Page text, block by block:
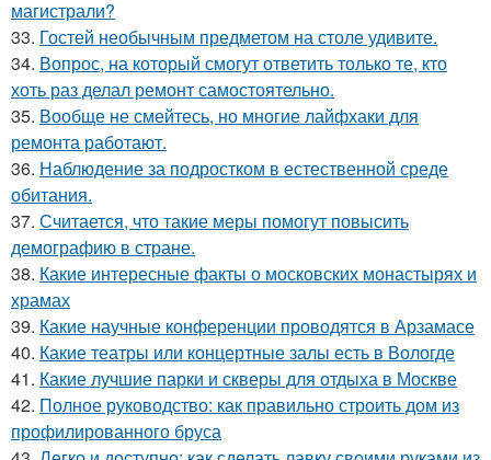
магистрали?
33. Гостей необычным предметом на столе удивите.
34. Вопрос, на который смогут ответить только те, кто
хоть раз делал ремонт самостоятельно.
35. Вообще не смейтесь, но многие лайфхаки для
ремонта работают.
36. Наблюдение за подростком в естественной среде
обитания.
37. Считается, что такие меры помогут повысить
демографию в стране.
38. Какие интересные факты о московских монастырях и
храмах
39. Какие научные конференции проводятся в Арзамасе
40. Какие театры или концертные залы есть в Вологде
41. Какие лучшие парки и скверы для отдыха в Москве
42. Полное руководство: как правильно строить дом из
профилированного бруса